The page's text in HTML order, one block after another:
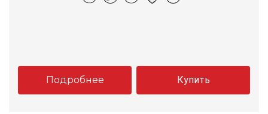
Подробнее Купить